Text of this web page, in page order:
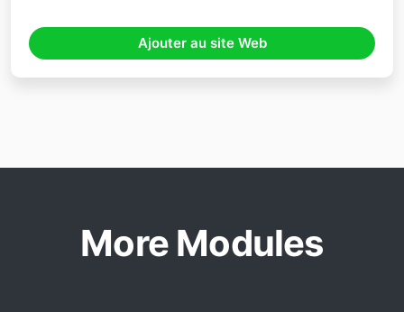
Ajouter au site Web
More Modules